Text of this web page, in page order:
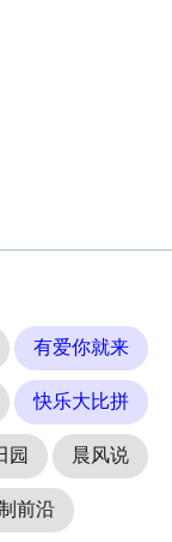
有爱你就来
快乐大比拼
园 晨风说
前沿